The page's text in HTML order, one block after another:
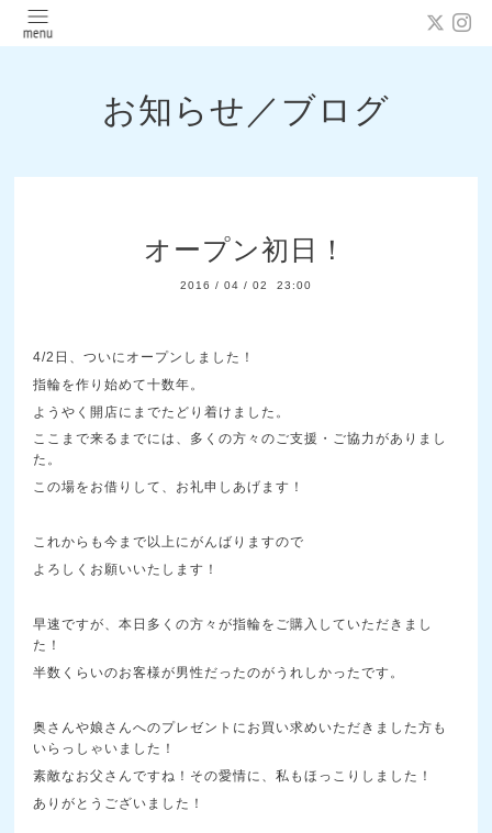
お知らせ／ブログ
オープン初日！
2016 / 04 / 02 23:00
4/2日、ついにオープンしました！
指輪を作り始めて十数年。
ようやく開店にまでたどり着けました。
ここまで来るまでには、多くの方々のご支援・ご協力がありまし
た。
この場をお借りして、お礼申しあげます！
これからも今まで以上にがんばりますので
よろしくお願いいたします！
早速ですが、本日多くの方々が指輪をご購入していただきまし
た！
半数くらいのお客様が男性だったのがうれしかったです。
奥さんや娘さんへのプレゼントにお買い求めいただきました方も
いらっしゃいました！
素敵なお父さんですね！その愛情に、私もほっこりしました！
ありがとうございました！